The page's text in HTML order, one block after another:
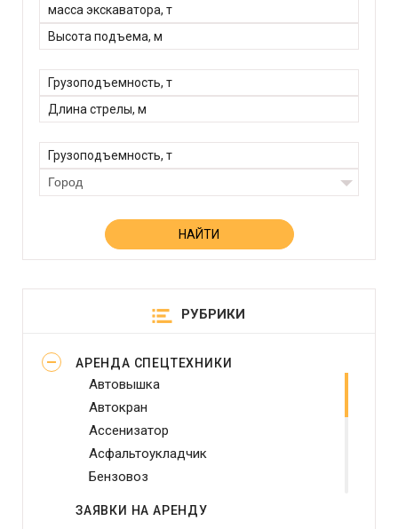
Город
РУБРИКИ
АРЕНДА СПЕЦТЕХНИКИ
Автовышка
Автокран
Ассенизатор
Асфальтоукладчик
Бензовоз
ЗАЯВКИ НА АРЕНДУ